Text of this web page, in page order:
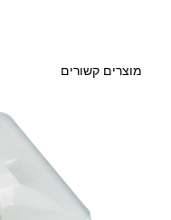
מוצרים קשורים